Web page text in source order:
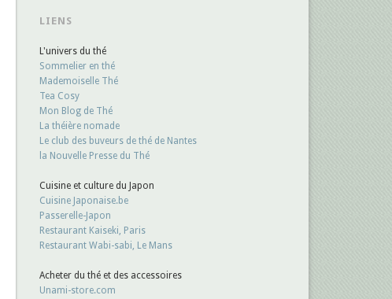
LIENS
L'univers du thé
Sommelier en thé
Mademoiselle Thé
Tea Cosy
Mon Blog de Thé
La théière nomade
Le club des buveurs de thé de Nantes
la Nouvelle Presse du Thé
Cuisine et culture du Japon
Cuisine Japonaise.be
Passerelle-Japon
Restaurant Kaiseki, Paris
Restaurant Wabi-sabi, Le Mans
Acheter du thé et des accessoires
Unami-store.com